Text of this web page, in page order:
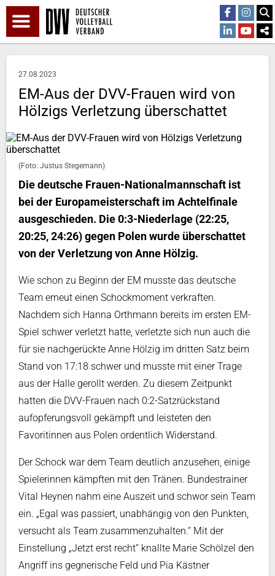
27.08.2023
EM-Aus der DVV-Frauen wird von
Hölzigs Verletzung überschattet
(Foto: Justus Stegemann)
Die deutsche Frauen-Nationalmannschaft ist
bei der Europameisterschaft im Achtelfinale
ausgeschieden. Die 0:3-Niederlage (22:25,
20:25, 24:26) gegen Polen wurde überschattet
von der Verletzung von Anne Hölzig.
Wie schon zu Beginn der EM musste das deutsche
Team erneut einen Schockmoment verkraften.
Nachdem sich Hanna Orthmann bereits im ersten EM-
Spiel schwer verletzt hatte, verletzte sich nun auch die
für sie nachgerückte Anne Hölzig im dritten Satz beim
Stand von 17:18 schwer und musste mit einer Trage
aus der Halle gerollt werden. Zu diesem Zeitpunkt
hatten die DVV-Frauen nach 0:2-Satzrückstand
aufopferungsvoll gekämpft und leisteten den
Favoritinnen aus Polen ordentlich Widerstand.
Der Schock war dem Team deutlich anzusehen, einige
Spielerinnen kämpften mit den Tränen. Bundestrainer
Vital Heynen nahm eine Auszeit und schwor sein Team
ein. „Egal was passiert, unabhängig von den Punkten,
versucht als Team zusammenzuhalten.“ Mit der
Einstellung „Jetzt erst recht“ knallte Marie Schölzel den
Angriff ins gegnerische Feld und Pia Kästner